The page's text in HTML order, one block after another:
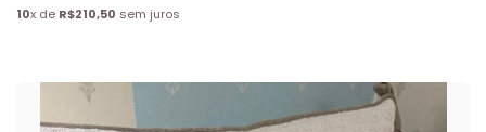
10x de R$210,50 sem juros